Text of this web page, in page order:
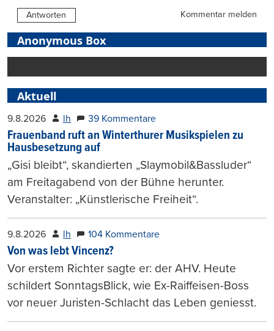
Antworten Kommentar melden
Anonymous Box
Aktuell
9.8.2026 lh 39 Kommentare
Frauenband ruft an Winterthurer Musikspielen zu
Hausbesetzung auf
„Gisi bleibt“, skandierten „Slaymobil&Bassluder“
am Freitagabend von der Bühne herunter.
Veranstalter: „Künstlerische Freiheit“.
9.8.2026 lh 104 Kommentare
Von was lebt Vincenz?
Vor erstem Richter sagte er: der AHV. Heute
schildert SonntagsBlick, wie Ex-Raiffeisen-Boss
vor neuer Juristen-Schlacht das Leben geniesst.